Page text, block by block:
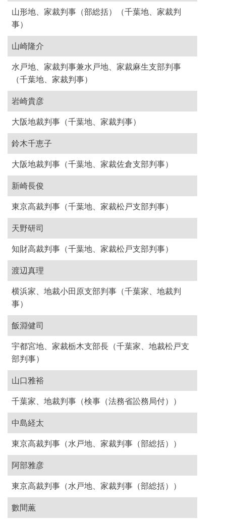
山形地、家裁判事（部総括）（千葉地、家裁判
事）
山崎隆介
水戸地、家裁判事兼水戸地、家裁麻生支部判事
（千葉地、家裁判事）
岩崎貴彦
大阪地裁判事（千葉地、家裁判事）
鈴木千恵子
大阪地裁判事（千葉地、家裁佐倉支部判事）
新崎長俊
東京高裁判事（千葉地、家裁松戸支部判事）
天野研司
知財高裁判事（千葉地、家裁松戸支部判事）
渡辺真理
横浜家、地裁小田原支部判事（千葉家、地裁判
事）
飯淵健司
宇都宮地、家裁栃木支部長（千葉家、地裁松戸支
部判事）
山口雅裕
千葉家、地裁判事（検事（法務省訟務局付））
中島経太
東京高裁判事（水戸地、家裁判事（部総括））
阿部雅彦
東京高裁判事（水戸地、家裁判事（部総括））
數間薫